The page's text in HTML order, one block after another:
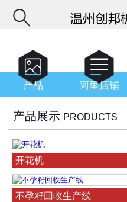


产品 
阿里店铺
产品展示 PRODUCTS
开花机
不孕籽回收生产线